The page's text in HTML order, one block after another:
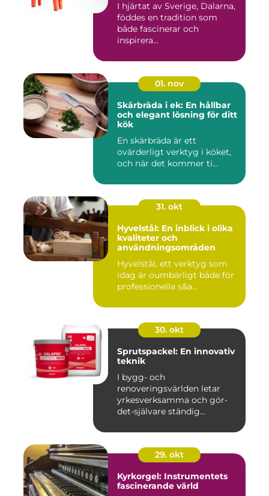
I hjärtat av Sverige, Dalarna,
föddes en tradition som
både fascinerar och
inspirera...
01. nov
Skärbräda i ek: En hållbar
och elegant lösning för ditt
kök
En skärbräda är ett
ovärderligt verktyg i köket,
och när det kommer ti...
31. okt
Hyvelstål: En inblick i olika
kvaliteter och
användningsområden
Hyvelstål, ett verktyg som
idag är oumbärligt både för
professionella s&a...
30. okt
Sprutspackel: En innovativ
teknik
I bygg- och
renoveringsvärlden letar
yrkesverksamma och gör-
det-självare ständig...
29. okt
Kyrkorgel: Instrumentets
fascinerande värld